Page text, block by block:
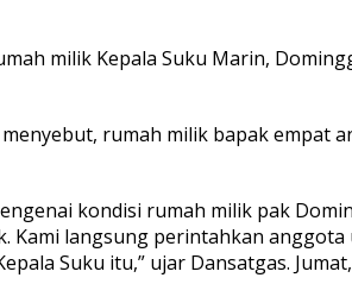
milik Kepala Suku Marin,
rumah milik bapak empat
kondisi rumah milik pak
Kami langsung perintahkan
Suku itu,” ujar Dansatgas.